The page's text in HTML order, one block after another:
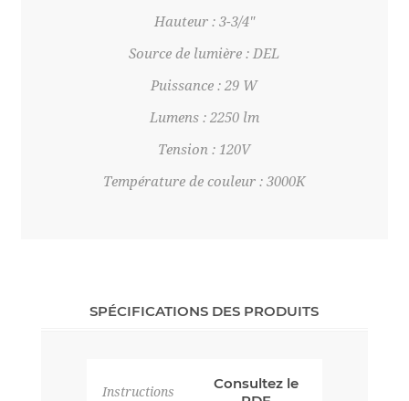
Hauteur : 3-3/4"
Source de lumière : DEL
Puissance : 29 W
Lumens : 2250 lm
Tension : 120V
Température de couleur : 3000K
SPÉCIFICATIONS DES PRODUITS
Instructions
Consultez le